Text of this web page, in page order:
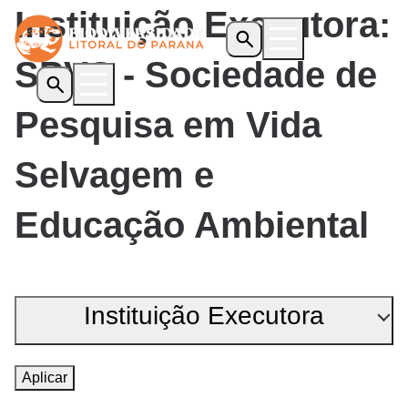
Início
O Programa
Iniciativas Apoiadas
Biblioteca
Editais
Instituição Executora:
SPVS - Sociedade de
Pesquisa em Vida
Selvagem e
Educação Ambiental
Instituição Executora
ADEMADAN
Aplicar